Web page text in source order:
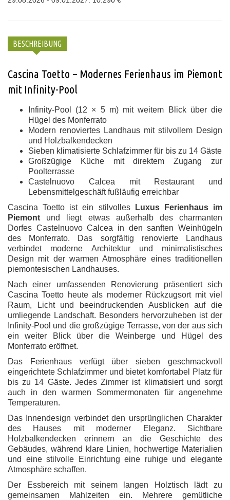
BESCHREIBUNG
Cascina Toetto – Modernes Ferienhaus im Piemont
mit Infinity-Pool
Infinity-Pool (12 × 5 m) mit weitem Blick über die
Hügel des Monferrato
Modern renoviertes Landhaus mit stilvollem Design
und Holzbalkendecken
Sieben klimatisierte Schlafzimmer für bis zu 14 Gäste
Großzügige Küche mit direktem Zugang zur
Poolterrasse
Castelnuovo Calcea mit Restaurant und
Lebensmittelgeschäft fußläufig erreichbar
Cascina Toetto ist ein stilvolles
Luxus Ferienhaus im
Piemont und liegt etwas außerhalb des charmanten
Dorfes Castelnuovo Calcea in den sanften Weinhügeln
des Monferrato. Das sorgfältig renovierte Landhaus
verbindet moderne Architektur und minimalistisches
Design mit der warmen Atmosphäre eines traditionellen
piemontesischen Landhauses.
Nach einer umfassenden Renovierung präsentiert sich
Cascina Toetto heute als moderner Rückzugsort mit viel
Raum, Licht und beeindruckenden Ausblicken auf die
umliegende Landschaft. Besonders hervorzuheben ist der
Infinity-Pool und die großzügige Terrasse, von der aus sich
ein weiter Blick über die Weinberge und Hügel des
Monferrato eröffnet.
Das Ferienhaus verfügt über sieben geschmackvoll
eingerichtete Schlafzimmer und bietet komfortabel Platz für
bis zu 14 Gäste. Jedes Zimmer ist klimatisiert und sorgt
auch in den warmen Sommermonaten für angenehme
Temperaturen.
Das Innendesign verbindet den ursprünglichen Charakter
des Hauses mit moderner Eleganz. Sichtbare
Holzbalkendecken erinnern an die Geschichte des
Gebäudes, während klare Linien, hochwertige Materialien
und eine stilvolle Einrichtung eine ruhige und elegante
Atmosphäre schaffen.
Der Essbereich mit seinem langen Holztisch lädt zu
gemeinsamen Mahlzeiten ein. Mehrere gemütliche